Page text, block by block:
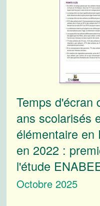
Temps d'écran
ans scolarisés
élémentaire en
en 2022 :
l'étude
Octobre 2025